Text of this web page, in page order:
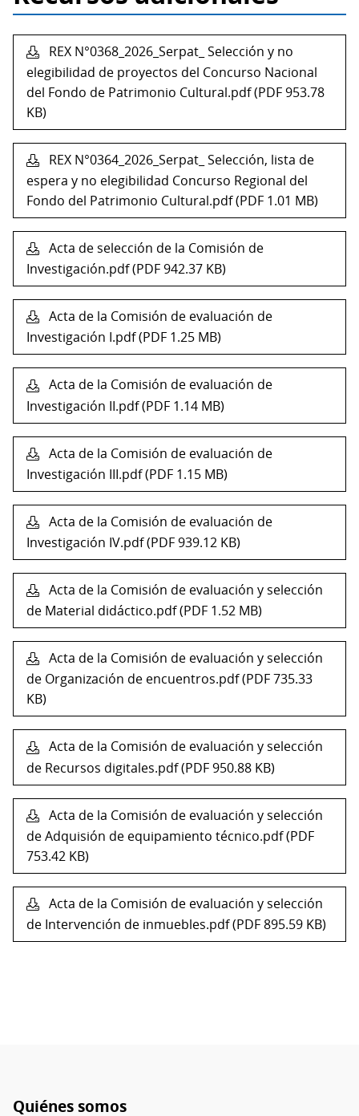
REX N°0368_2026_Serpat_ Selección y no
elegibilidad de proyectos del Concurso Nacional
del Fondo de Patrimonio Cultural.pdf (PDF 953.78
KB)
REX N°0364_2026_Serpat_ Selección, lista de
espera y no elegibilidad Concurso Regional del
Fondo del Patrimonio Cultural.pdf (PDF 1.01 MB)
Acta de selección de la Comisión de
Investigación.pdf (PDF 942.37 KB)
Acta de la Comisión de evaluación de
Investigación I.pdf (PDF 1.25 MB)
Acta de la Comisión de evaluación de
Investigación II.pdf (PDF 1.14 MB)
Acta de la Comisión de evaluación de
Investigación III.pdf (PDF 1.15 MB)
Acta de la Comisión de evaluación de
Investigación IV.pdf (PDF 939.12 KB)
Acta de la Comisión de evaluación y selección
de Material didáctico.pdf (PDF 1.52 MB)
Acta de la Comisión de evaluación y selección
de Organización de encuentros.pdf (PDF 735.33
KB)
Acta de la Comisión de evaluación y selección
de Recursos digitales.pdf (PDF 950.88 KB)
Acta de la Comisión de evaluación y selección
de Adquisión de equipamiento técnico.pdf (PDF
753.42 KB)
Acta de la Comisión de evaluación y selección
de Intervención de inmuebles.pdf (PDF 895.59 KB)
Quiénes somos